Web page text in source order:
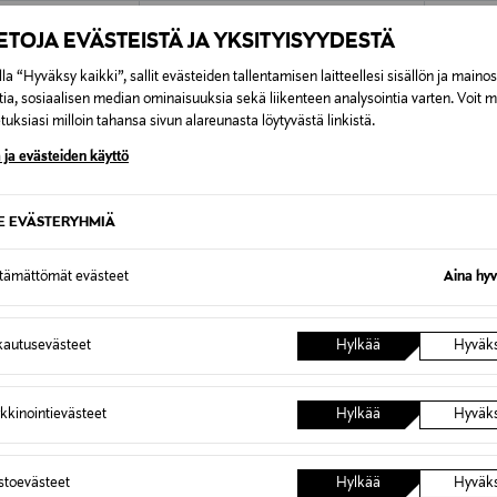
EVÄSTEISTÄ JA YKSITYISYYDESTÄ
“Hyväksy kaikki”, sallit evästeiden tallentamisen laitteellesi sisällön ja
sosiaalisen median ominaisuuksia sekä liikenteen analysointia varten. Voit
milloin tahansa sivun alareunasta löytyvästä linkistä.
ja evästeiden käyttö
EVÄSTERYHMIÄ
evästeet Aina
Hylkää
Hylkää
Hylkää
Alk. 6,90 €, kun toimitus on
ETUKUPONKITUOTE
Body